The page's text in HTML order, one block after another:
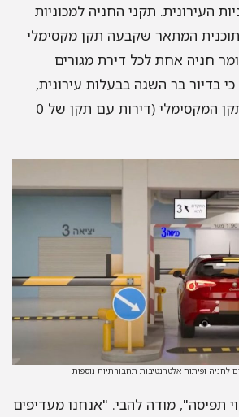
העירונית. תקני החניה למכוניות
המתאר שקבעה תקן מקסימלי
של 1:1, כלומר חניה אחת לכל דירת מגורים
בדיור בר השגה בבעלות עירונית,
ניתן יהיה לרדת מהתקן המקסימלי (דירות עם תקן של 0
לחניה ופיתוח אלטרנטיבות תחבורתיות נוספות
תפיסה", מודה להבי. "אנחנו מעדיפים